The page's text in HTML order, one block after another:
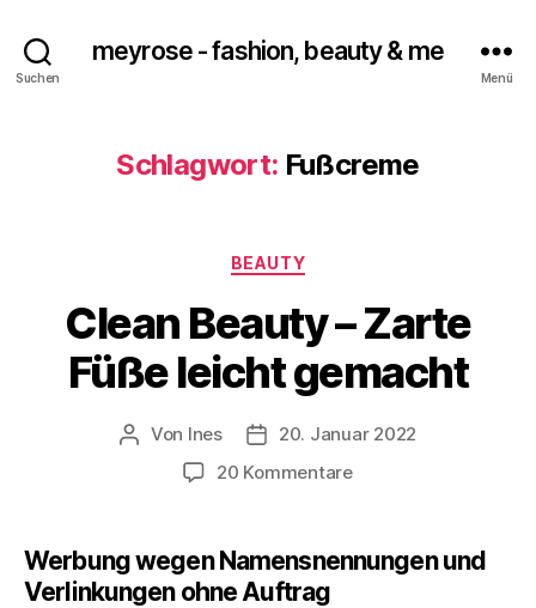
Suchen
meyrose - fashion, beauty & me
Menü
Schlagwort: Fußcreme
Kategorien
BEAUTY
Clean Beauty – Zarte
Füße leicht gemacht
Beitragsautor
Von Ines Veröffentlichungsdatum
20. Januar 2022
20 Kommentarezu
Zarte
Werbung wegen Namensnennungen und
Verlinkungen ohne Auftrag